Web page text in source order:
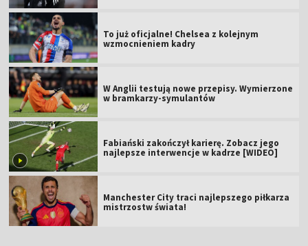
To już oficjalne! Chelsea z kolejnym
wzmocnieniem kadry
W Anglii testują nowe przepisy. Wymierzone
w bramkarzy-symulantów
Fabiański zakończył karierę. Zobacz jego
najlepsze interwencje w kadrze [WIDEO]
Manchester City traci najlepszego piłkarza
mistrzostw świata!